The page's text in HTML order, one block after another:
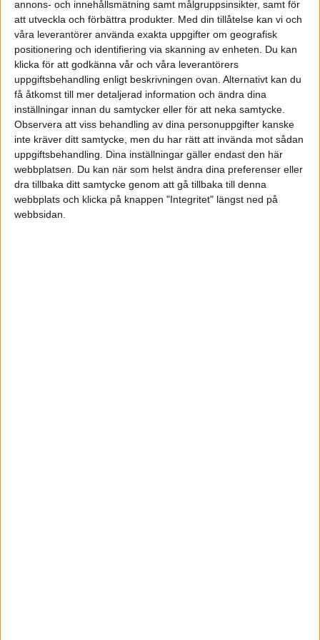
annons- och innehållsmätning samt målgruppsinsikter, samt för
att utveckla och förbättra produkter. Med din tillåtelse kan vi och
våra leverantörer använda exakta uppgifter om geografisk
positionering och identifiering via skanning av enheten. Du kan
klicka för att godkänna vår och våra leverantörers
uppgiftsbehandling enligt beskrivningen ovan. Alternativt kan du
få åtkomst till mer detaljerad information och ändra dina
inställningar innan du samtycker eller för att neka samtycke.
Observera att viss behandling av dina personuppgifter kanske
inte kräver ditt samtycke, men du har rätt att invända mot sådan
uppgiftsbehandling. Dina inställningar gäller endast den här
webbplatsen. Du kan när som helst ändra dina preferenser eller
dra tillbaka ditt samtycke genom att gå tillbaka till denna
webbplats och klicka på knappen "Integritet" längst ned på
webbsidan.
(Man använder ju typ bara 5% av X år ett av pensionen)
JFB (JFB) 30 Augusti 2021 20:08
7
Då lägger man typ 25% (5 år) på sparkonto med ränta för att
garantera likviditet och inte behöva sälja vid fel tillfälle. 5 år lär
räcka genom de flesta krascher.
Resterande kapital kan då investerad med 5-20 års tidshorisont dvs i
snitt 12.5 år och den delen av kapitalet kan man alltså med 10%/år
regeln ligga med 100% aktier (om man är modig och behöver
avkastningen).